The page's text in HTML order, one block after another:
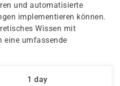
und automatisierte
implementieren können.
Wissen mit
eine umfassende
1 day